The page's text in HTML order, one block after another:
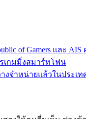
of Gamers และ
เกมมิ่งสมาร์ทโฟน
างจำหน่ายแล้วในประ